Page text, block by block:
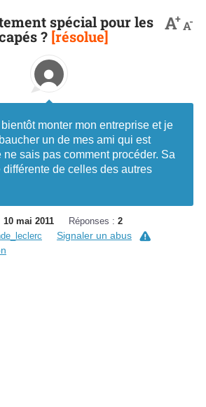
spécial pour les
? [résolue]
A+A-
monter mon entreprise et je
un de mes ami qui est
ne sais pas comment procéder. Sa
de celles des autres
10 mai 2011 Réponses : 2
Signaler un abus